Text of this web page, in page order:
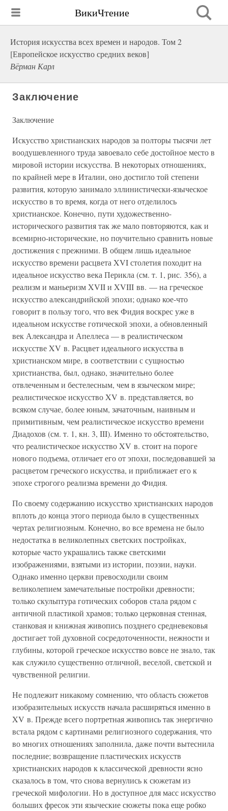
ВикиЧтение
История искусства всех времен и народов. Том 2
[Европейское искусство средних веков]
Вёрман Карл
Заключение
Заключение
Искусство христианских народов за полторы тысячи лет
воодушевленного труда завоевало себе достойное место в
мировой истории искусства. В некоторых отношениях,
по крайней мере в Италии, оно достигло той степени
развития, которую занимало эллинистически-языческое
искусство в то время, когда от него отделилось
христианское. Конечно, пути художественно-
исторического развития так же мало повторяются, как и
всемирно-исторические, но поучительно сравнить новые
достижения с прежними. В общем лишь идеальное
искусство времени расцвета XVI столетия походит на
идеальное искусство века Перикла (см. т. 1, рис. 356), а
реализм и маньеризм XVII и XVIII вв. — на греческое
искусство александрийской эпохи; однако кое-что
говорит в пользу того, что век Фидия воскрес уже в
идеальном искусстве готической эпохи, а обновленный
век Александра и Апеллеса — в реалистическом
искусстве XV в. Расцвет идеального искусства в
христианском мире, в соответствии с сущностью
христианства, был, однако, значительно более
отвлеченным и бестелесным, чем в языческом мире;
реалистическое искусство XV в. представляется, во
всяком случае, более юным, зачаточным, наивным и
примитивным, чем реалистическое искусство времени
Диадохов (см. т. 1, кн. 3, III). Именно то обстоятельство,
что реалистическое искусство XV в. стоит на пороге
нового подъема, отличает его от эпохи, последовавшей за
расцветом греческого искусства, и приближает его к
эпохе строгого реализма времени до Фидия.
По своему содержанию искусство христианских народов
вплоть до конца этого периода было в существенных
чертах религиозным. Конечно, во все времена не было
недостатка в великолепных светских постройках,
которые часто украшались также светскими
изображениями, взятыми из истории, поэзии, науки.
Однако именно церкви превосходили своим
великолепием замечательные постройки древности;
только скульптура готических соборов стала рядом с
античной пластикой храмов; только церковная стенная,
станковая и книжная живопись позднего средневековья
достигает той духовной сосредоточенности, нежности и
глубины, которой греческое искусство вовсе не знало, так
как служило существенно отличной, веселой, светской и
чувственной религии.
Не подлежит никакому сомнению, что область сюжетов
изобразительных искусств начала расширяться именно в
XV в. Прежде всего портретная живопись так энергично
встала рядом с картинами религиозного содержания, что
во многих отношениях заполнила, даже почти вытеснила
последние; возвращение пластических искусств
христианских народов к классической древности ясно
сказалось в том, что снова вернулись к сюжетам из
греческой мифологии. Но в доступное для масс искусство
больших фресок эти языческие сюжеты пока еще робко